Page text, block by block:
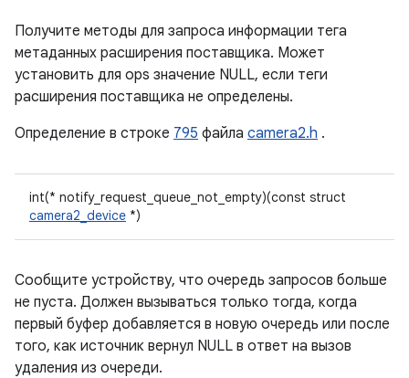
Получите методы для запроса информации тега
метаданных расширения поставщика. Может
установить для ops значение NULL, если теги
расширения поставщика не определены.
Определение в строке 795 файла camera2.h .
int(* notify_request_queue_not_empty)(const struct
camera2_device *)
Сообщите устройству, что очередь запросов больше
не пуста. Должен вызываться только тогда, когда
первый буфер добавляется в новую очередь или после
того, как источник вернул NULL в ответ на вызов
удаления из очереди.